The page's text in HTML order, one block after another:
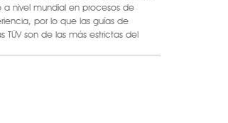
a nivel mundial en procesos de
por lo que las guías de
son de las más estrictas del